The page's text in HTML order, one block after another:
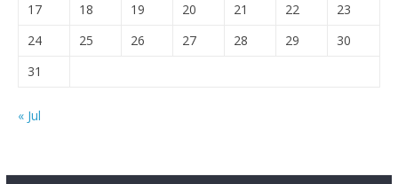
17
18 19 20 21 22
23
24
25 26 27 28 29
30
31
« Jul